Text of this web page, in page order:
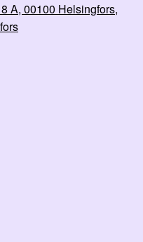
A, 00100 Helsingfors,